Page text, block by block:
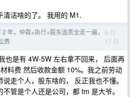
清洁啥的了。 我用的 M1.
2 年，仲裁+执行+股东追责全走一遍，
费
6 月
17 日
也是有 4W-5W 左右拿不回来， 后面再
料费 然后收款金额 10%。我之前劳动
走个人，股东啥的， 反正我也不懂。
管是个人还是公司，都 tm 是大爷。